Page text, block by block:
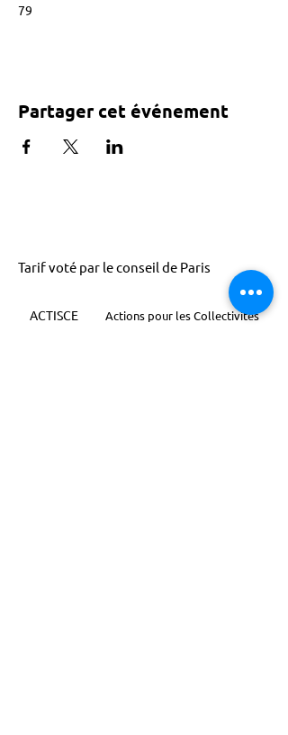
79
Partager cet événement
Tarif voté par le conseil de Paris
ACTISCE
Actions pour les Collectivités